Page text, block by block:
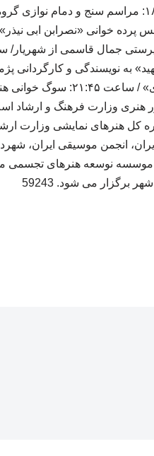
سرود «نجوای انتظار» /ساعت ۱۹:۲۰: مجلس پرده
اجرای موسیقی نواحی «سروخوانی –
وزارت فرهنگ و ارشاد
کل هنرهای نمایشی وزارت
موسسه نوسعه هنرهای تجسمی
برگزار می شود. 59243